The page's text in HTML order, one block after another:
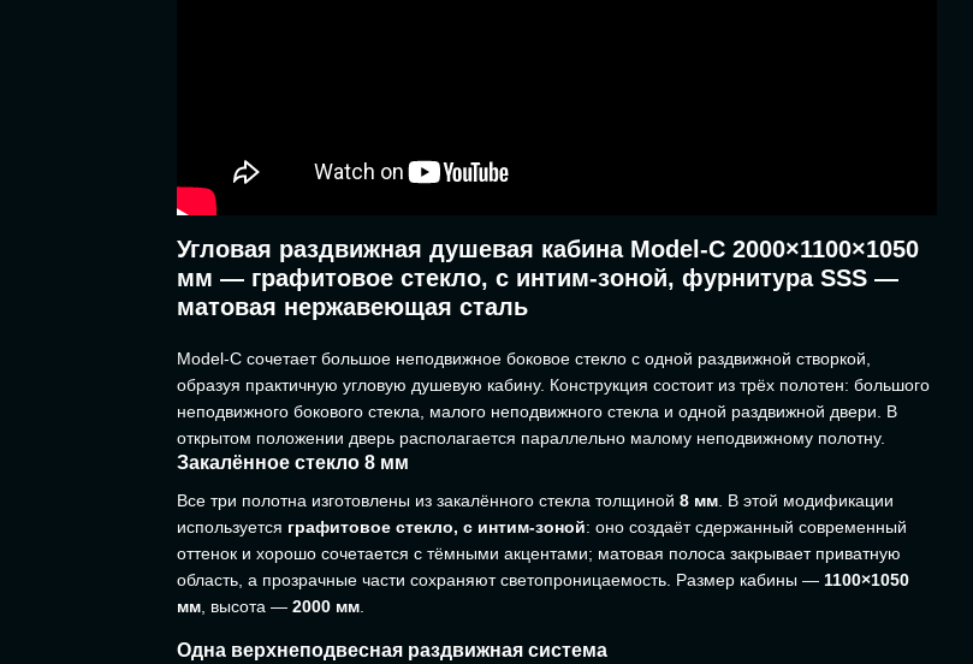
Угловая раздвижная душевая кабина Model-C 2000×1100×1050
мм — графитовое стекло, с интим-зоной, фурнитура SSS —
матовая нержавеющая сталь
Model-C сочетает большое неподвижное боковое стекло с одной раздвижной створкой,
образуя практичную угловую душевую кабину. Конструкция состоит из трёх полотен: большого
неподвижного бокового стекла, малого неподвижного стекла и одной раздвижной двери. В
открытом положении дверь располагается параллельно малому неподвижному полотну.
Закалённое стекло 8 мм
Все три полотна изготовлены из закалённого стекла толщиной 8 мм . В этой модификации
используется графитовое стекло, с интим-зоной: оно создаёт сдержанный современный
оттенок и хорошо сочетается с тёмными акцентами; матовая полоса закрывает приватную
область, а прозрачные части сохраняют светопроницаемость. Размер кабины — 1100×1050
мм , высота — 2000 мм
Одна верхнеподвесная раздвижная система